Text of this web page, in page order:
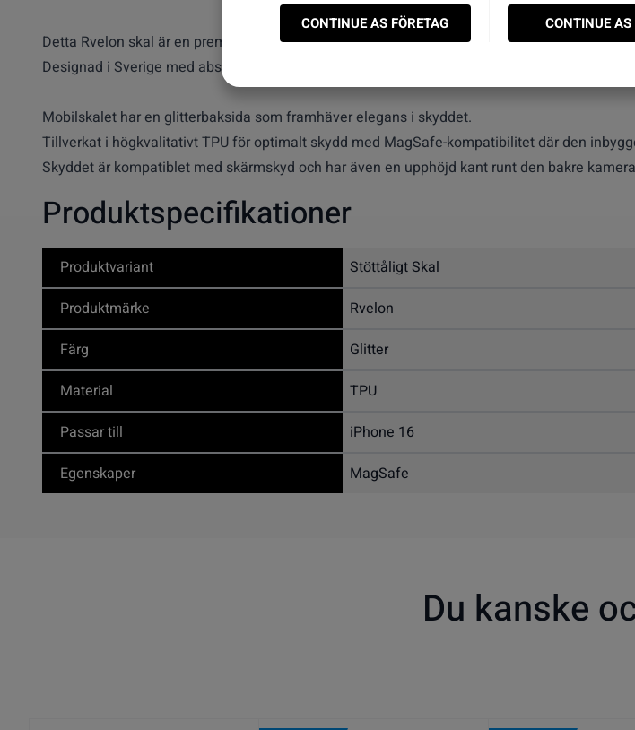
Detta Rvelon skal är en premiumserie av mobilskal som är designat baserat på hållbarhet
Designad i Sverige med absolut noggranhet för att klä din mobil med ett stilrent utseende.
Mobilskalet har en glitterbaksida som framhäver elegans i skyddet.
Tillverkat i högkvalitativt TPU för optimalt skydd med MagSafe-kompatibilitet där den
Skyddet är kompatiblet med skärmskyd och har även en upphöjd kant runt den bakre
Produktspecifikationer
Produktvariant
Stöttåligt Skal
Produktmärke
Rvelon
Färg
Glitter
Material
TPU
Passar till
iPhone 16
Egenskaper
MagSafe
Du kanske
CONTINUE AS FÖRETAG CONTINUE